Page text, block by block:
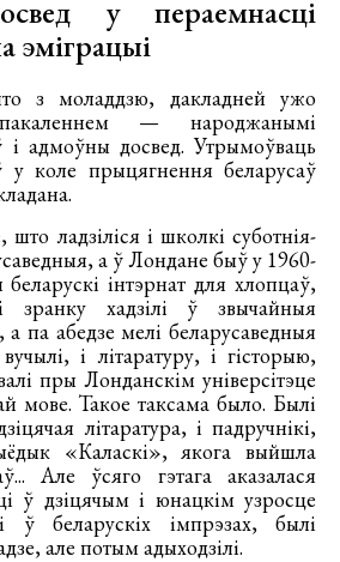
у пераемнасці
эміграцыі
з моладдзю, дакладней ужо
— народжанымі
адмоўны досвед. Утрымоўваць
у коле прыцягнення беларусаў
ладзіліся і школкі суботнія-
а ў Лондане быў у 1960-
інтэрнат для хлопцаў,
хадзілі ў звычайныя
па абедзе мелі беларусаведныя
і літаратуру, і гісторыю,
пры Лонданскім універсітэце
мове. Такое таксама было. Былі
літаратура, і падручнікі,
«Каласкі», якога выйшла
Але ўсяго гэтага аказалася
ў дзіцячым і юнацкім узросце
ў беларускіх імпрэзах, былі
але потым адыходзілі.